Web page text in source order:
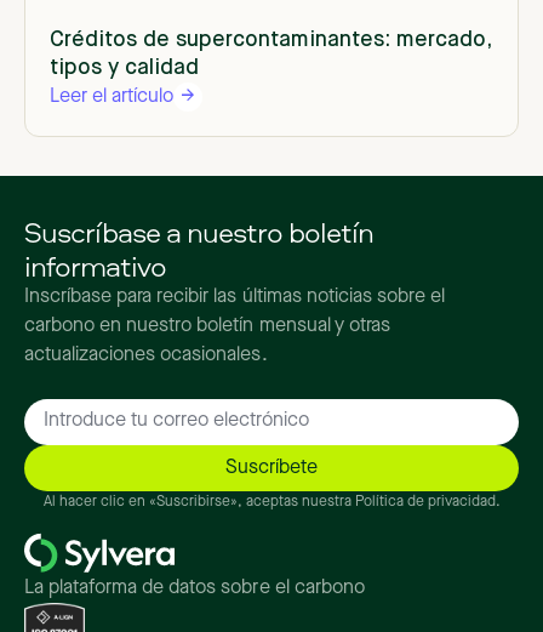
Créditos de supercontaminantes: mercado,
tipos y calidad
Leer el artículo
Suscríbase a nuestro boletín
informativo
Inscríbase para recibir las últimas noticias sobre el
carbono en nuestro boletín mensual y otras
actualizaciones ocasionales.
Al hacer clic en «Suscribirse», aceptas nuestra Política de privacidad.
La plataforma de datos sobre el carbono